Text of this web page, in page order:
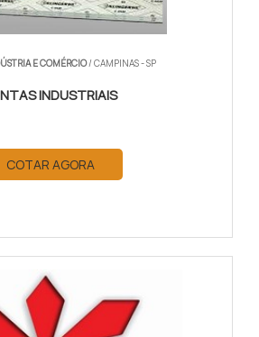
E COMÉRCIO/ CAMPINAS - SP
INDUSTRIAIS
COTAR AGORA